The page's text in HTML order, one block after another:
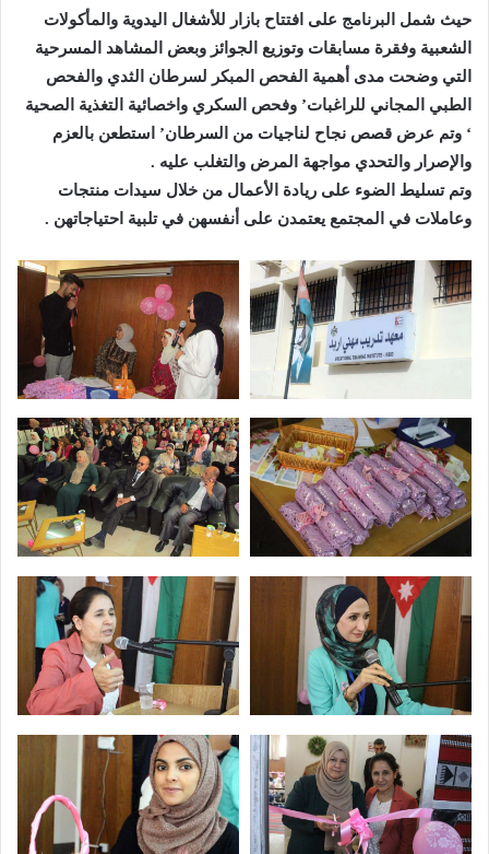
حيث شمل البرنامج على افتتاح بازار للأشغال اليدوية والمأكولات
الشعبية وفقرة مسابقات وتوزيع الجوائز وبعض المشاهد المسرحية
التي وضحت مدى أهمية الفحص المبكر لسرطان الثدي والفحص
الطبي المجاني للراغبات’ وفحص السكري واخصائية التغذية الصحية
‘ وتم عرض قصص نجاح لناجيات من السرطان’ استطعن بالعزم
والإصرار والتحدي مواجهة المرض والتغلب عليه .
وتم تسليط الضوء على ريادة الأعمال من خلال سيدات منتجات
وعاملات في المجتمع يعتمدن على أنفسهن في تلبية احتياجاتهن .